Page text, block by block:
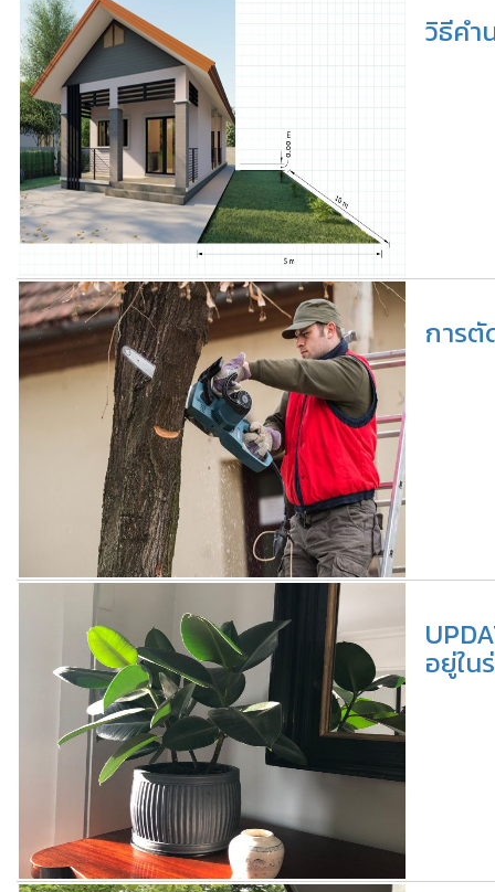
วิธีคำ
การ
อยู่ใน